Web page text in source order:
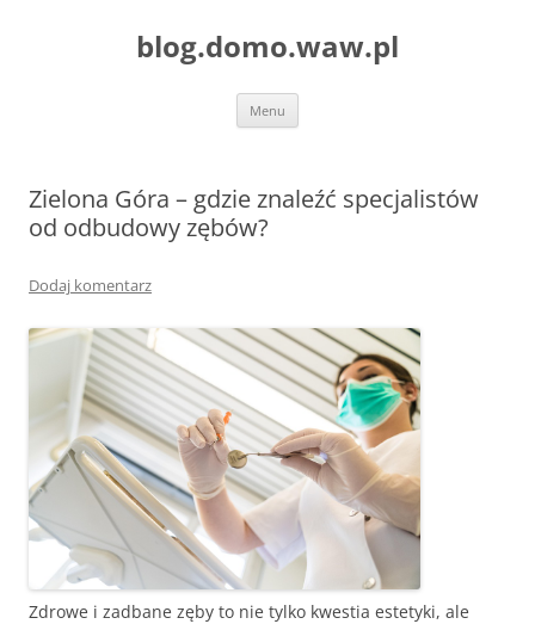
blog.domo.waw.pl
Menu
Zielona Góra – gdzie znaleźć specjalistów
od odbudowy zębów?
Dodaj komentarz
Zdrowe i zadbane zęby to nie tylko kwestia estetyki, ale